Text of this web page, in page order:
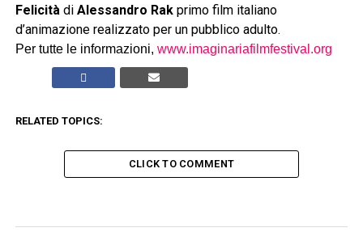
Felicità di Alessandro Rak primo film italiano
d’animazione realizzato per un pubblico adulto.
Per tutte le informazioni, www.imaginariafilmfestival.org
RELATED TOPICS:
CLICK TO COMMENT